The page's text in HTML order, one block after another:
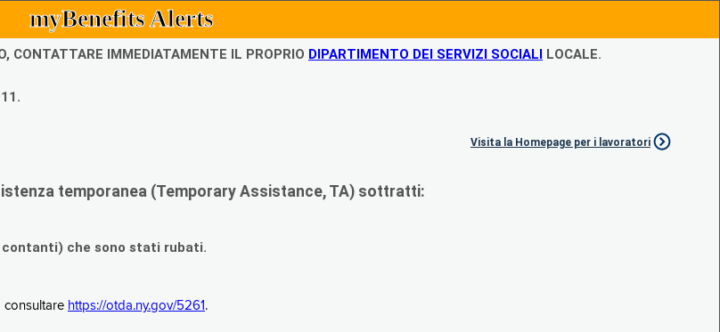
myBenefits Alerts
CONTATTARE IMMEDIATAMENTE IL PROPRIO DIPARTIMENTO DEI SERVIZI SOCIALI LOCALE.
Visita la Homepage per i lavoratori
temporanea (Temporary Assistance, TA) sottratti:
contanti) che sono stati rubati.
consultare https://otda.ny.gov/5261 .